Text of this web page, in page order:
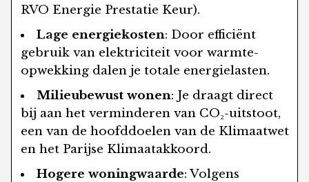
RVO Energie Prestatie Keur).
Lage energiekosten: Door efficiënt
gebruik van elektriciteit voor warmte-
opwekking dalen je totale energielasten.
Milieubewust wonen: Je draagt direct
bij aan het verminderen van CO₂-uitstoot,
een van de hoofddoelen van de Klimaatwet
en het Parijse Klimaatakkoord.
Hogere woningwaarde: Volgens